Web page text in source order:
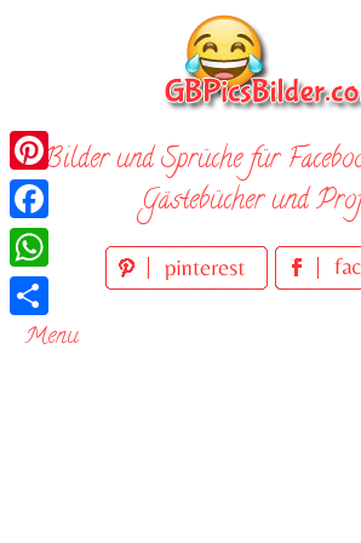
Bilder und Sprüche für
Gästebücher und
Menu
Pinterest
Facebook
WhatsApp
Teilen